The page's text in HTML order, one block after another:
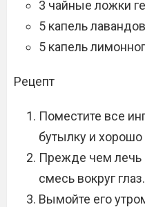
3 чайные ложки
5 капель
5 капель
Рецепт
Поместите все
бутылку и хорошо
Прежде чем лечь
смесь вокруг глаз.
Вымойте его